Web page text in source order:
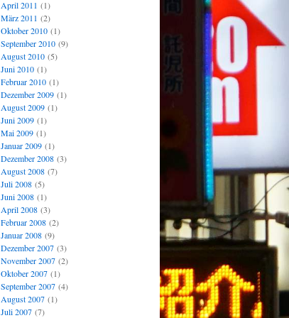
April 2011 (1)
März 2011 (2)
Oktober 2010(1)
September 2010(9)
August 2010(5)
Juni 2010(1)
Februar 2010(1)
Dezember 2009(1)
August 2009(1)
Juni 2009(1)
Mai 2009(1)
Januar 2009(1)
Dezember 2008(3)
August 2008(7)
Juli 2008(5)
Juni 2008(1)
April 2008(3)
Februar 2008(2)
Januar 2008(9)
Dezember 2007(3)
November 2007(2)
Oktober 2007(1)
September 2007(4)
August 2007(1)
Juli 2007(7)